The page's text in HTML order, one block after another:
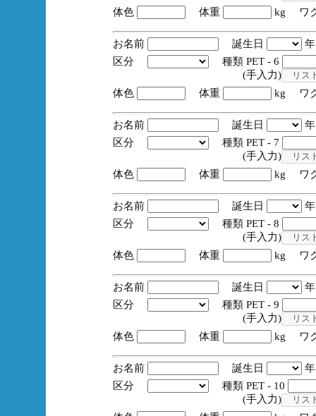
体色
体重 kg ワ
お名前 誕生日
区分
種類 PET - 6
(手入力)
体色
体重 kg ワ
お名前 誕生日
区分
種類 PET - 7
(手入力)
体色
体重 kg ワ
お名前 誕生日
区分
種類 PET - 8
(手入力)
体色
体重 kg ワ
お名前 誕生日
区分
種類 PET - 9
(手入力)
体色
体重 kg ワ
お名前 誕生日
区分
種類 PET - 10
(手入力)